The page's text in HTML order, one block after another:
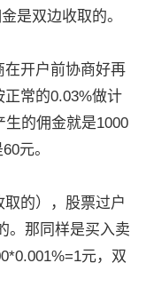
是双边收取的。
在开户前协商好再
常的0.03%做计
的佣金就是1000
元。
的），股票过户
。那同样是买入卖
元，双